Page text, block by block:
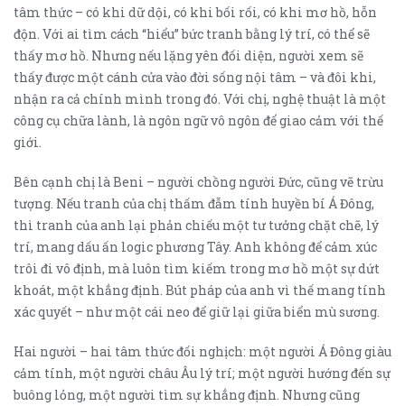
tâm thức – có khi dữ dội, có khi bối rối, có khi mơ hồ, hỗn
độn. Với ai tìm cách “hiểu” bức tranh bằng lý trí, có thể sẽ
thấy mơ hồ. Nhưng nếu lặng yên đối diện, người xem sẽ
thấy được một cánh cửa vào đời sống nội tâm – và đôi khi,
nhận ra cả chính mình trong đó. Với chị, nghệ thuật là một
công cụ chữa lành, là ngôn ngữ vô ngôn để giao cảm với thế
giới.
Bên cạnh chị là Beni – người chồng người Đức, cũng vẽ trừu
tượng. Nếu tranh của chị thấm đẫm tính huyền bí Á Đông,
thì tranh của anh lại phản chiếu một tư tưởng chặt chẽ, lý
trí, mang dấu ấn logic phương Tây. Anh không để cảm xúc
trôi đi vô định, mà luôn tìm kiếm trong mơ hồ một sự dứt
khoát, một khẳng định. Bút pháp của anh vì thế mang tính
xác quyết – như một cái neo để giữ lại giữa biển mù sương.
Hai người – hai tâm thức đối nghịch: một người Á Đông giàu
cảm tính, một người châu Âu lý trí; một người hướng đến sự
buông lỏng, một người tìm sự khẳng định. Nhưng cũng